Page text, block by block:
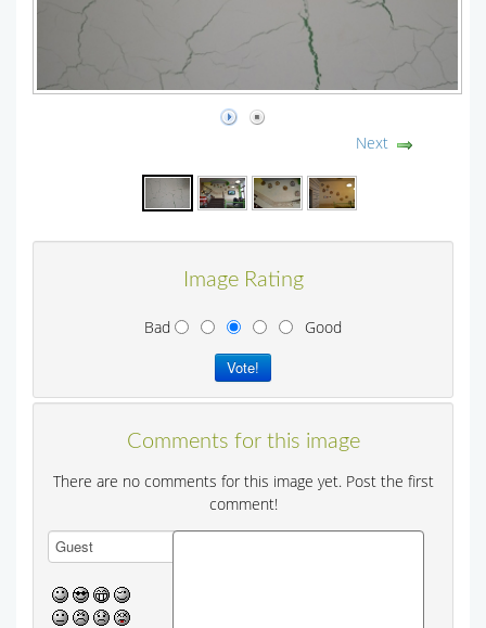
Next
Image Rating
Bad Good
Comments for this image
There are no comments for this image yet. Post the first
comment!